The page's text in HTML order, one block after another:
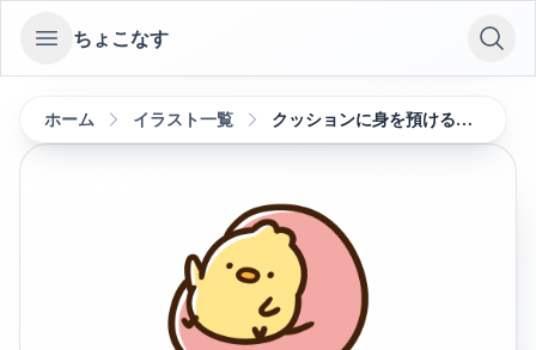
Open sidebar
ちょこなす
ホーム イラスト一覧 クッションに身を預けるひよこ